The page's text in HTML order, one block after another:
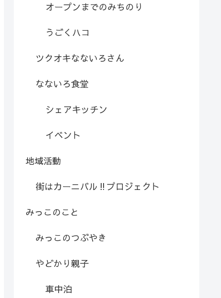
オープンまでのみちのり
うごくハコ
ツクオキなないろさん
なないろ食堂
シェアキッチン
イベント
地域活動
街はカーニバル‼︎プロジェクト
みっこのこと
みっこのつぶやき
やどかり親子
車中泊